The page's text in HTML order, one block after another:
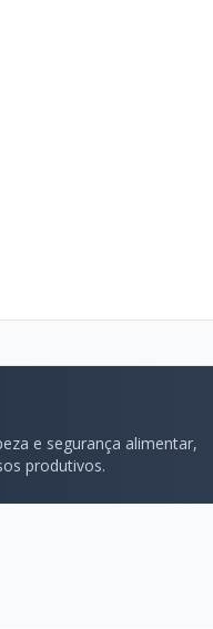
e segurança alimentar,
produtivos.